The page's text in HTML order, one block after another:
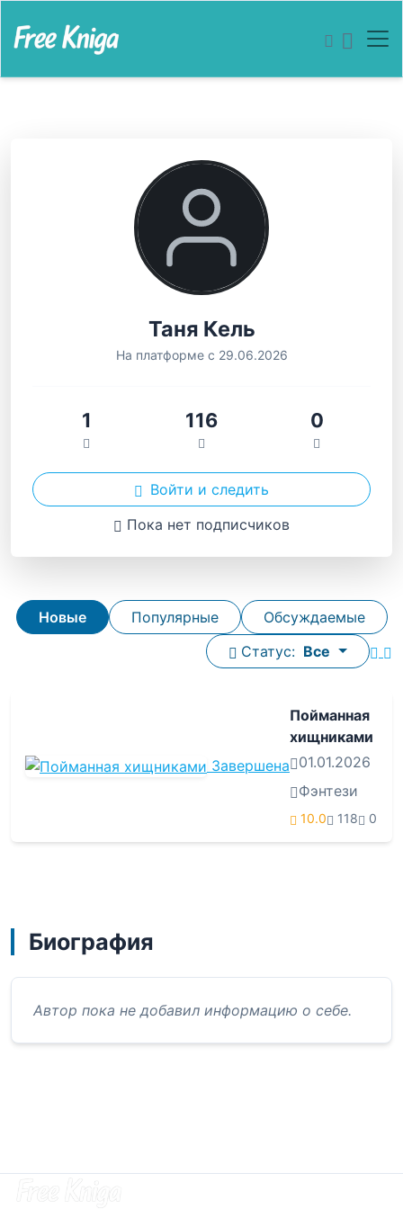
Таня Кель
На платформе с 29.06.2026
1 116 0
Войти и следить
Пока нет подписчиков
Новые Популярные
Обсуждаемые
Статус: Все
Завершена
Пойманная
хищниками
01.01.2026
Фэнтези
10.0 118 0
Биография
Автор пока не добавил информацию о себе.